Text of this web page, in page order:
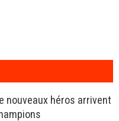
nouveaux héros arrivent